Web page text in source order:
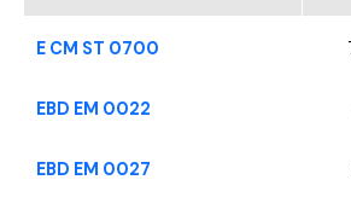
E CM ST 0700
EBD EM 0022
EBD EM 0027